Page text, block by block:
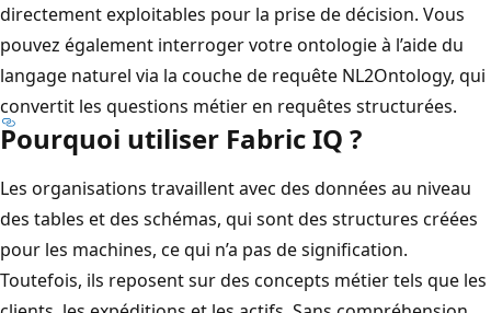
directement exploitables pour la prise de décision. Vous
pouvez également interroger votre ontologie à l’aide du
langage naturel via la couche de requête NL2Ontology, qui
convertit les questions métier en requêtes structurées.
Pourquoi utiliser Fabric IQ ?
Les organisations travaillent avec des données au niveau
des tables et des schémas, qui sont des structures créées
pour les machines, ce qui n’a pas de signification.
Toutefois, ils reposent sur des concepts métier tels que les